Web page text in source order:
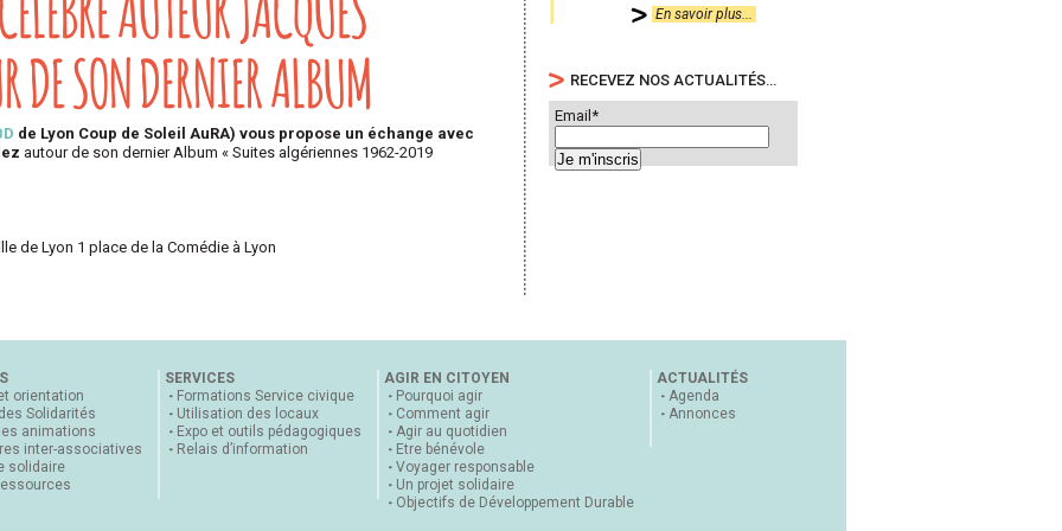
DE SON DERNIER ALBUM
de Lyon Coup de Soleil AuRA) vous propose un échange avec
autour de son dernier Album « Suites algériennes 1962-2019
de Lyon 1 place de la Comédie à Lyon
En savoir plus...
RECEVEZ NOS ACTUALITÉS…
Email*
orientation
Solidarités
animations
inter-associatives
solidaire
SERVICES
Formations Service civique
Utilisation des locaux
Expo et outils pédagogiques
Relais d’information
AGIR EN CITOYEN
Pourquoi agir
Comment agir
Agir au quotidien
Etre bénévole
Voyager responsable
Un projet solidaire
Objectifs de Développement Durable
ACTUALITÉS
Agenda
Annonces